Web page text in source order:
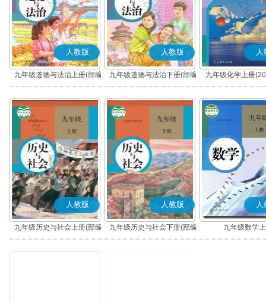
人教版
九年级道德与法治上册(部编
版)
人教版
九年级道德与法治下册(部编
版)
人
九年级化学上册
人教版
九年级历史与社会上册(部编
版)
人教版
九年级历史与社会下册(部编
版)
人
九年级数学